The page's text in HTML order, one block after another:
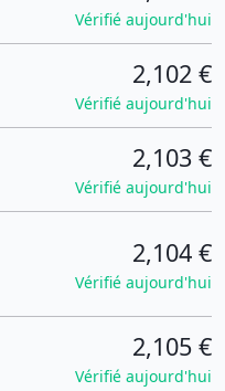
Vérifié aujourd'hui
2,102 €
Vérifié aujourd'hui
2,103 €
Vérifié aujourd'hui
2,104 €
Vérifié aujourd'hui
2,105 €
Vérifié aujourd'hui